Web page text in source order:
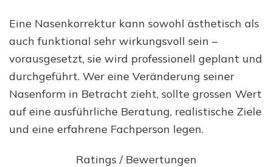
Eine Nasenkorrektur kann sowohl ästhetisch als
auch funktional sehr wirkungsvoll sein –
vorausgesetzt, sie wird professionell geplant und
durchgeführt. Wer eine Veränderung seiner
Nasenform in Betracht zieht, sollte grossen Wert
auf eine ausführliche Beratung, realistische Ziele
und eine erfahrene Fachperson legen.
Ratings / Bewertungen